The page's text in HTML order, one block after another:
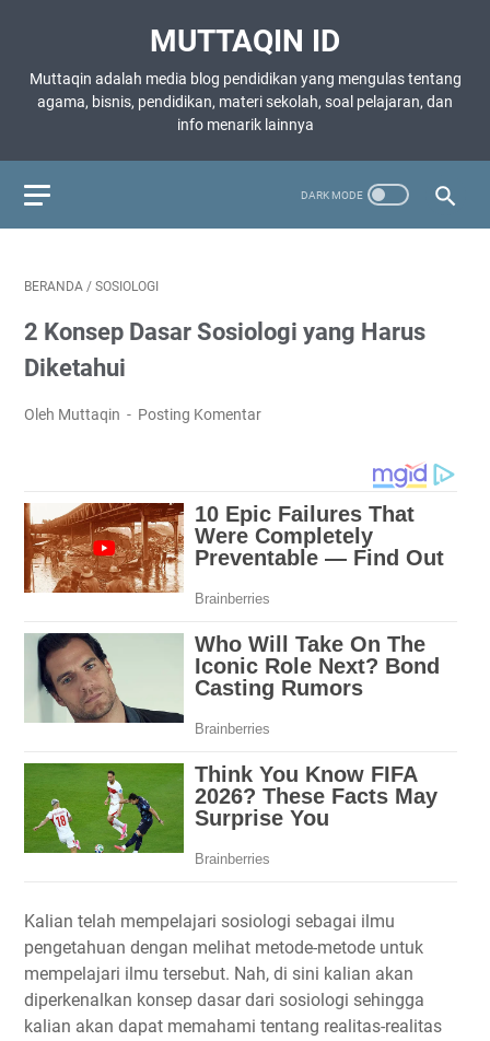
MUTTAQIN ID
Muttaqin adalah media blog pendidikan yang mengulas tentang
agama, bisnis, pendidikan, materi sekolah, soal pelajaran, dan
info menarik lainnya
BERANDA / SOSIOLOGI
2 Konsep Dasar Sosiologi yang Harus
Diketahui
Oleh Muttaqin Posting Komentar
Kalian telah mempelajari sosiologi sebagai ilmu
pengetahuan dengan melihat metode-metode untuk
mempelajari ilmu tersebut. Nah, di sini kalian akan
diperkenalkan konsep dasar dari sosiologi sehingga
kalian akan dapat memahami tentang realitas-realitas